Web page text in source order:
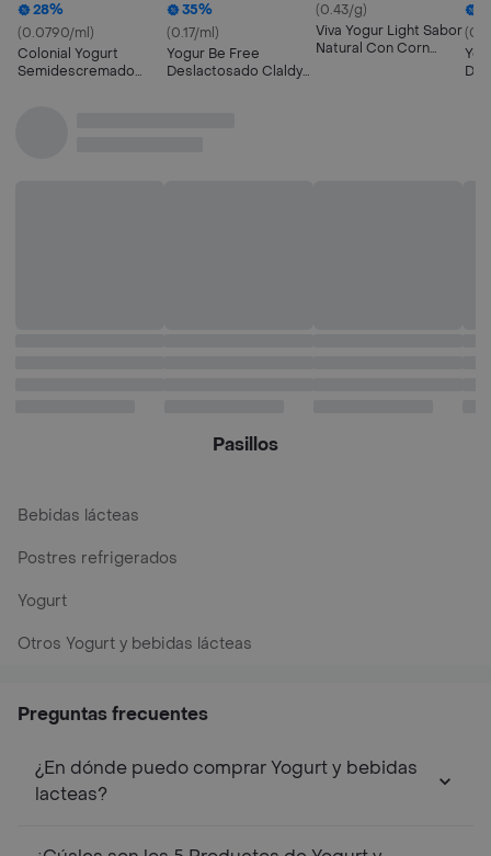
28%
(0.0790/ml)
Colonial Yogurt
Semidescremado
35%
(0.17/ml)
Yogur Be Free
Deslactosado Claldy
(0.43/g)
Viva Yogur Light Sabor
Natural Con Corn
¿En dónde puedo comprar Yogurt y bebidas
¿Cúales son los 5 Productos de Yogurt y
bebidas lacteas mas populares en Rappi?